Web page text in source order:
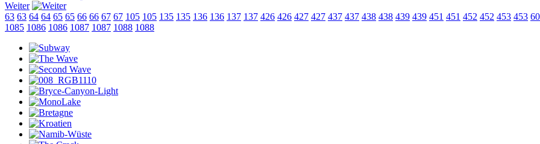
Weiter
63 63 64 64 65 65 66 66 67 67 105 105 135 135 136 136 137 137 426 426 427 427 437 437 438 438 439 439 451 451 452 452 453 453
1085 1086 1086 1087 1087 1088 1088